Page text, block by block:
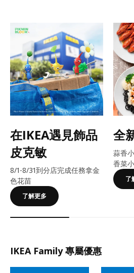
在IKEA遇見飾品
皮克敏
8/1-8/31到分店完成任務拿金
色花苗
了解更多
全
蒜香
香菜
了
IKEA Family 專屬優惠